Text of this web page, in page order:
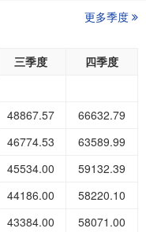
更多季度
三季度
四季度
48867.57
66632.79
46774.53
63589.99
45534.00
59132.39
44186.00
58220.10
43384.00
58071.00